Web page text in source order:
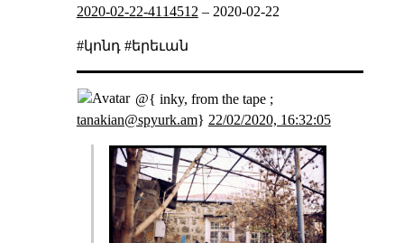
2020-02-22-4114512 – 2020-02-22
#կոնդ #երեւան
@{ inky, from the tape ;
tanakian@spyurk.am} 22/02/2020, 16:32:05